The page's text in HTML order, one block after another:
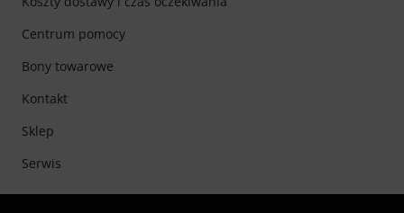
Centrum pomocy
Bony towarowe
Kontakt
Sklep
Serwis